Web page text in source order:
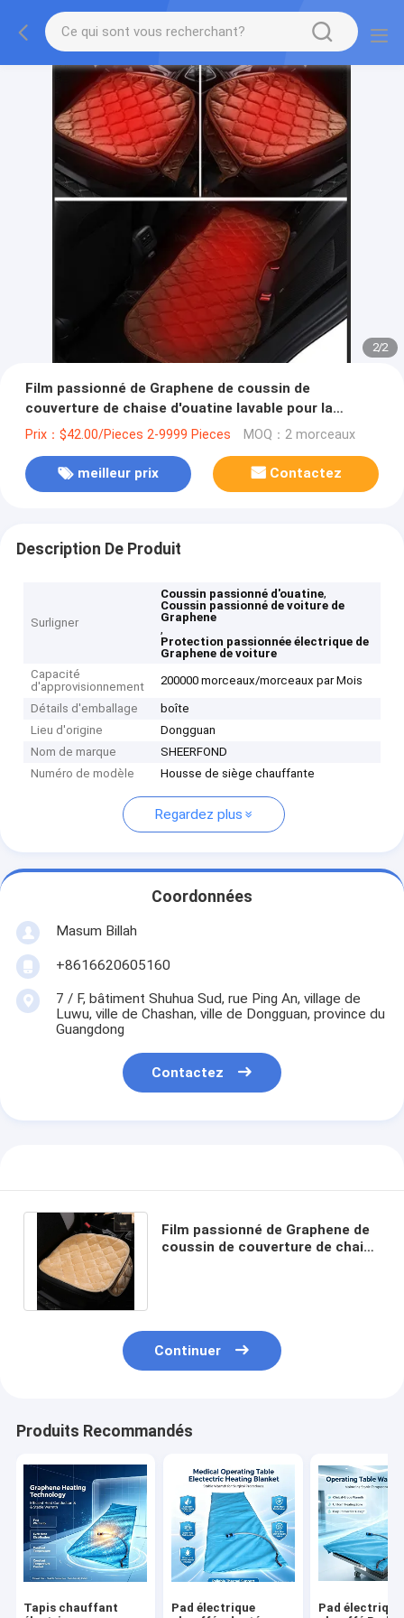
2/2
Film passionné de Graphene de coussin de
couverture de chaise d'ouatine lavable pour la
voiture
Prix：$42.00/Pieces 2-9999 Pieces MOQ：2 morceaux
meilleur prix Contactez
Description De Produit
Surligner
Coussin passionné d'ouatine,
Coussin passionné de voiture de
Graphene
,
Protection passionnée électrique de
Graphene de voiture
Capacité
d'approvisionnement
200000 morceaux/morceaux par Mois
Détails d'emballage
boîte
Lieu d'origine
Dongguan
Nom de marque
SHEERFOND
Numéro de modèle
Housse de siège chauffante
Regardez plus
Coordonnées
Masum Billah
+8616620605160
7 / F, bâtiment Shuhua Sud, rue Ping An, village de
Luwu, ville de Chashan, ville de Dongguan, province du
Guangdong
Contactez
Film passionné de Graphene de
coussin de couverture de chaise
Continuer
Produits Recommandés
Tapis chauffant
Pad électrique
Pad électrique